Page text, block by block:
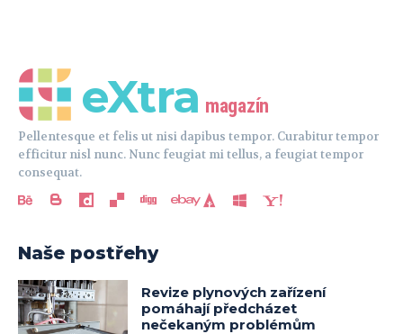
eXtra magazín
Pellentesque et felis ut nisi dapibus tempor. Curabitur tempor
efficitur nisl nunc. Nunc feugiat mi tellus, a feugiat tempor
consequat.
Naše postřehy
Revize plynových zařízení
pomáhají předcházet
nečekaným problémům